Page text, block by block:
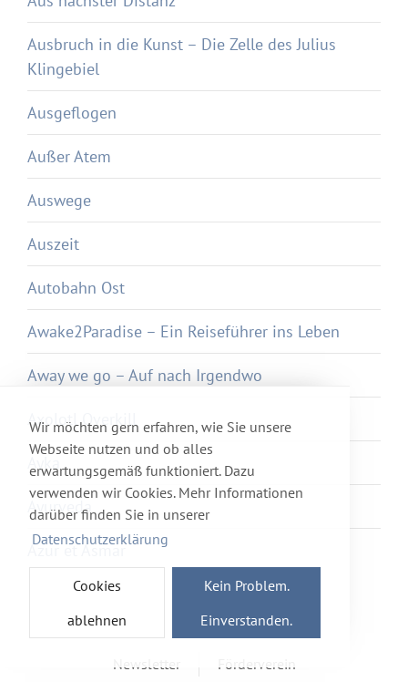
Wir möchten gern erfahren, wie Sie unsere
Webseite nutzen und ob alles
erwartungsgemäß funktioniert. Dazu
verwenden wir Cookies. Mehr Informationen
darüber finden Sie in unserer
Datenschutzerklärung
Cookies
ablehnen
Kein Problem.
Einverstanden.
Ausbruch in die Kunst – Die Zelle des Julius
Klingebiel
Ausgeflogen
Außer Atem
Auswege
Auszeit
Autobahn Ost
Awake2Paradise – Ein Reiseführer ins Leben
Away we go – Auf nach Irgendwo
Axolotl Overkill
Ayurveda
Azur et Asmar
Newsletter Förderverein